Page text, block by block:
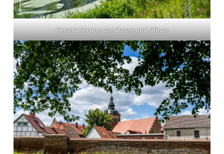
Renaturierung von Dosse und Glinze